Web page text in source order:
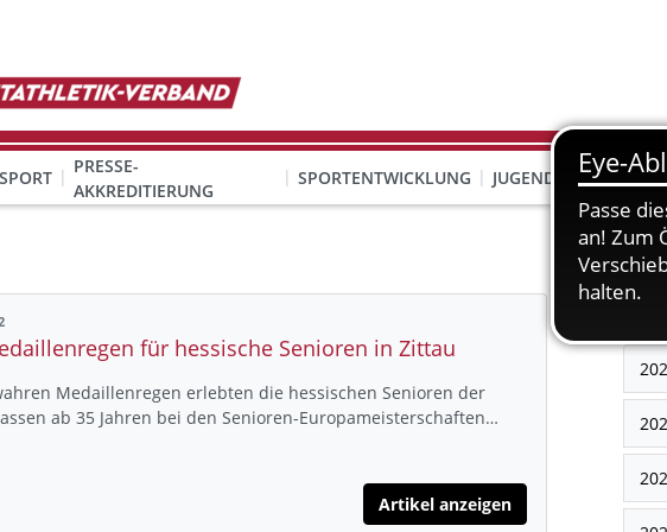
PRESSE-
AKKREDITIERUNG
SPORTENTWICKLUNG JUGEND BILDUNG
für hessische Senioren in Zittau
Medaillenregen erlebten die hessischen Senioren der
ab 35 Jahren bei den Senioren-Europameisterschaften…
Artikel anzeigen